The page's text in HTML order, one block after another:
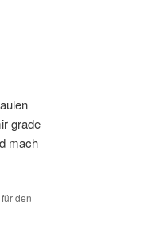
grade
mach
den